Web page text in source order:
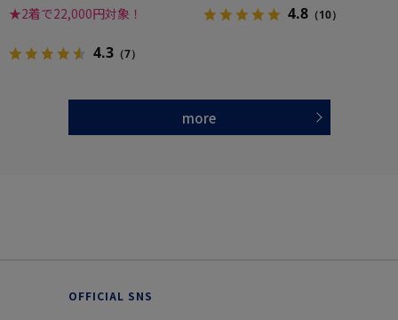
★2着で22,000円対象！
4.3 （7）
4.8 （10）
more
OFFICIAL SNS